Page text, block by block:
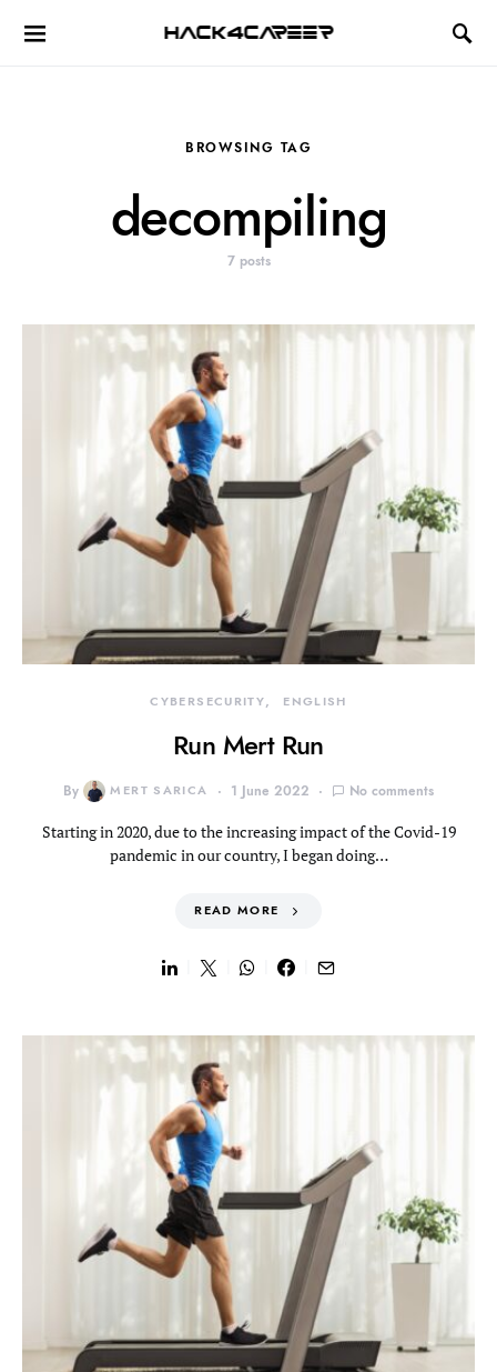
Hack4Career
BROWSING TAG
decompiling
7 posts
CYBERSECURITY ENGLISH
Run Mert Run
By MERT SARICA 1 June 2022 No comments
Starting in 2020, due to the increasing impact of the Covid-19
pandemic in our country, I began doing…
READ MORE